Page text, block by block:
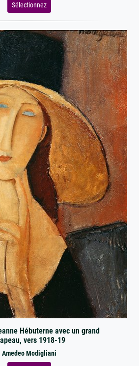
Sélectionnez
Hébuterne avec un grand
vers 1918-19
Amedeo Modigliani